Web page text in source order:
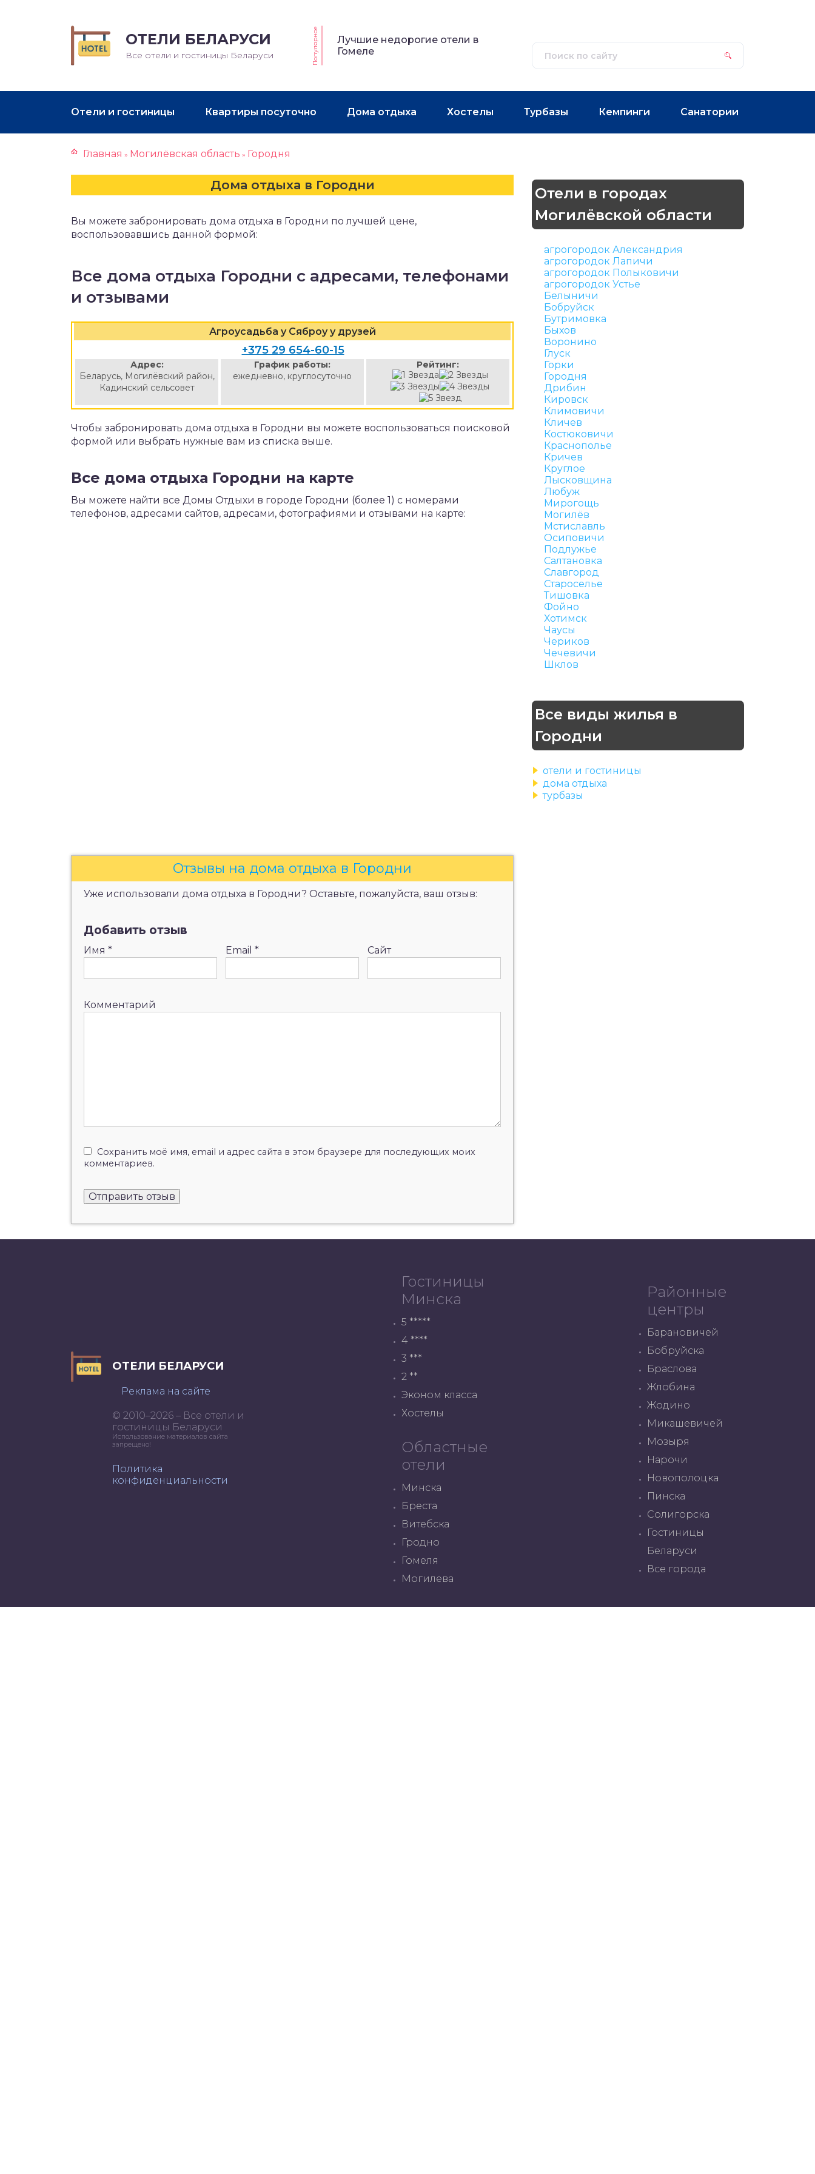
ОТЕЛИ БЕЛАРУСИ
Все отели и гостиницы Беларуси Популярное
Лучшие недорогие отели в
Гомеле
Отели и гостиницы Квартиры посуточно Дома отдыха Хостелы Турбазы Кемпинги Санатории
Главная » Могилёвская область » Городня
Дома отдыха в Городни
Вы можете забронировать дома отдыха в Городни по лучшей цене,
воспользовавшись данной формой:
Все дома отдыха Городни с адресами, телефонами
и отзывами
Агроусадьба у Сяброу у друзей
+375 29 654-60-15
Адрес:
Беларусь, Могилёвский район,
Кадинский сельсовет
График работы:
ежедневно, круглосуточно
Рейтинг:
Чтобы забронировать дома отдыха в Городни вы можете воспользоваться поисковой
формой или выбрать нужные вам из списка выше.
Все дома отдыха Городни на карте
Вы можете найти все Домы Отдыхи в городе Городни (более 1) с номерами
телефонов, адресами сайтов, адресами, фотографиями и отзывами на карте:
Отзывы на дома отдыха в Городни
Уже использовали дома отдыха в Городни? Оставьте, пожалуйста, ваш отзыв:
Добавить отзыв
Имя * Email * Сайт
Комментарий
Сохранить моё имя, email и адрес сайта в этом браузере для последующих моих
комментариев.
Отели в городах
Могилёвской области
агрогородок Александрия
агрогородок Лапичи
агрогородок Полыковичи
агрогородок Устье
Белыничи
Бобруйск
Бутримовка
Быхов
Воронино
Глуск
Горки
Городня
Дрибин
Кировск
Климовичи
Кличев
Костюковичи
Краснополье
Кричев
Круглое
Лысковщина
Любуж
Мирогощь
Могилёв
Мстиславль
Осиповичи
Подлужье
Салтановка
Славгород
Староселье
Тишовка
Фойно
Хотимск
Чаусы
Чериков
Чечевичи
Шклов
Все виды жилья в
Городни
отели и гостиницы
дома отдыха
турбазы
ОТЕЛИ БЕЛАРУСИ
Реклама на сайте
© 2010–2026 – Все отели и
гостиницы Беларуси
Использование материалов сайта
запрещено!
Политика
конфиденциальности
Гостиницы
Минска
5 *****
4 ****
3 ***
2 **
Эконом класса
Хостелы
Областные
отели
Минска
Бреста
Витебска
Гродно
Гомеля
Могилева
Районные
центры
Барановичей
Бобруйска
Браслова
Жлобина
Жодино
Микашевичей
Мозыря
Нарочи
Новополоцка
Пинска
Солигорска
Гостиницы
Беларуси
Все города